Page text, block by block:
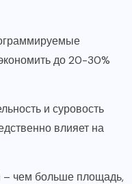
до 20-30%
и суровость
влияет на
чем больше площадь,